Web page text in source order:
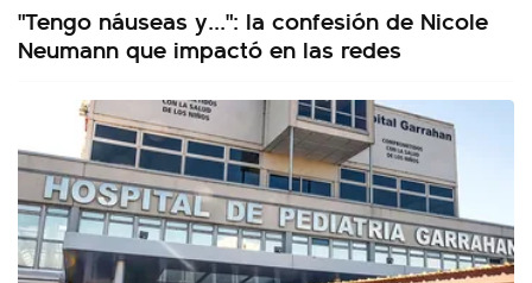
"Tengo náuseas y...": la confesión de Nicole
Neumann que impactó en las redes